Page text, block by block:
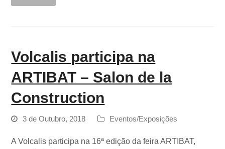
Volcalis participa na
ARTIBAT – Salon de la
Construction
3 de Outubro, 2018 Eventos/Exposições
A Volcalis participa na 16ª edição da feira ARTIBAT,